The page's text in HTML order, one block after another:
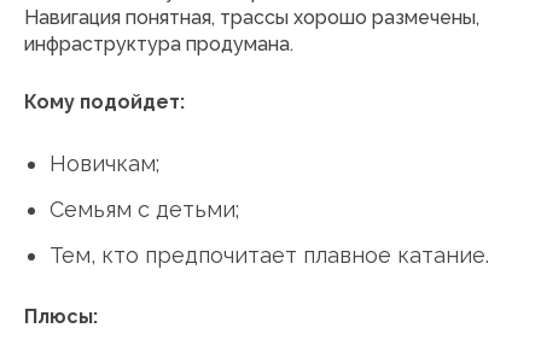
Навигация понятная, трассы хорошо размечены,
инфраструктура продумана.
Кому подойдет:
Новичкам;
Семьям с детьми;
Тем, кто предпочитает плавное катание.
Плюсы: